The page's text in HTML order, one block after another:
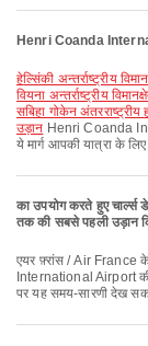
Henri Coanda
हेल्सिंकी अन्तर्राष्ट्रीय
वियना अन्तर्राष्ट्रीय
सबिहा गोकेन
उड़ान Henri Coanda
ये मार्ग आपकी यात्रा के
का उपयोग करते हुए
तक की सबसे पहली उड़ान
एयर फ़्रांस / Air France के साथ चार्ल्स डे गौल हवाई अड्डा से Henri Coanda
International Airport
पर यह समय-सारणी देख